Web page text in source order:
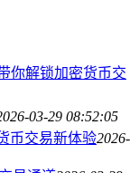
你解锁加密货币交
03-29 08:52:05
币交易新体验2026-